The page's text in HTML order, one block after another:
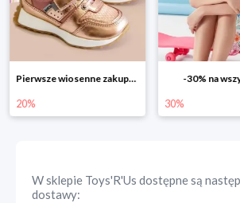
-30% na wszystko!!
30%
-40% na
40%
W sklepie Toys'R'Us dostępne są
dostawy: